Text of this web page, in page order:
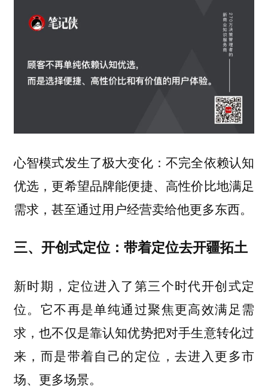
心智模式发生了极大变化：不完全依赖认知
优选，更希望品牌能便捷、高性价比地满足
需求，甚至通过用户经营卖给他更多东西。
三、开创式定位：带着定位去开疆拓土
新时期，定位进入了第三个时代开创式定
位。它不再是单纯通过聚焦更高效满足需
求，也不仅是靠认知优势把对手生意转化过
来，而是带着自己的定位，去进入更多市
场、更多场景。